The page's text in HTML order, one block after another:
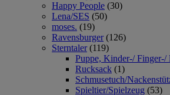
Happy People (30)
Lena/SES (50)
moses. (19)
Ravensburger (126)
Sterntaler (119)
Puppe, Kinder-/ Finger-/
Rucksack (1)
Schmusetuch/
Spieltier/Spielzeug (53)